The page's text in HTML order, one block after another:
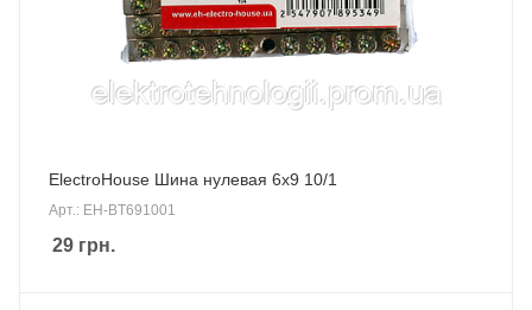
ElectroHouse Шина нулевая 6х9 10/1
Арт.: EH-BT691001
29 грн.